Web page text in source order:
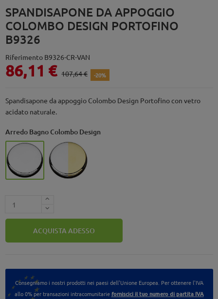
SPANDISAPONE DA APPOGGIO
COLOMBO DESIGN PORTOFINO
B9326
Riferimento B9326-CR-VAN
86,11 € 107,64 € -20%
Spandisapone da appoggio Colombo Design Portofino con vetro
acidato naturale.
Arredo Bagno Colombo Design
Cromo - CR Cromo/Oro - CR/OL
ACQUISTA ADESSO
Consegniamo i nostri prodotti nei paesi dell'Unione Europea. Per ottenere l'IVA
allo 0% per transazioni intracomunitarie forniscici il tuo numero di partita IVA